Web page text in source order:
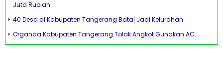
Juta Rupiah
40 Desa di Kabupaten Tangerang Batal Jadi Kelurahan
Organda Kabupaten Tangerang Tolak Angkot Gunakan AC